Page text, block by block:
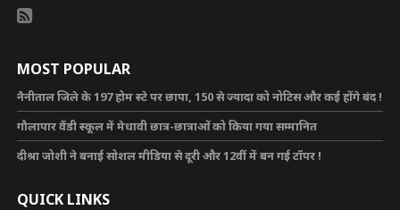
MOST POPULAR
नैनीताल जिले के 197 होम स्टे पर छापा, 150 से ज्यादा को नोटिस और कई होंगे बंद !
गौलापार वैंडी स्कूल में मेधावी छात्र-छात्राओं को किया गया सम्मानित
दीश्रा जोशी ने बनाई सोशल मीडिया से दूरी और 12वीं में बन गई टॉपर !
QUICK LINKS